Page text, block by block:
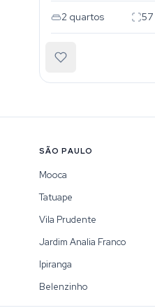
2 quartos 57
SÃO PAULO
Mooca
Tatuape
Vila Prudente
Jardim Analia Franco
Ipiranga
Belenzinho